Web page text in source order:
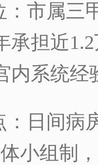
：市属三
承担近
内系统经
：日间
小组制